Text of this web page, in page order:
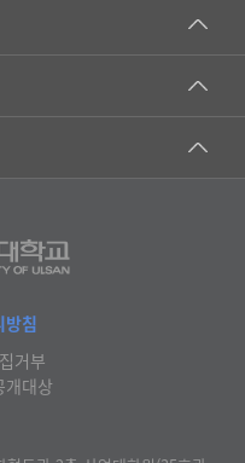
연구단
방침
거부
개대상